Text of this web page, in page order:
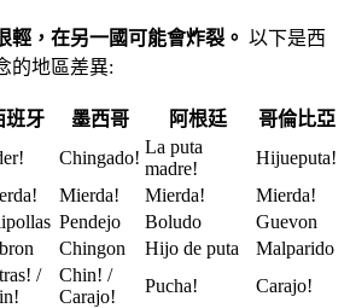
輕，在另一國可能會炸裂。 以下是西
的地區差異:
班牙 墨西哥 阿根廷
哥倫比亞
Chingado!
La puta
madre!
Hijueputa!
Mierda! Mierda!
Mierda!
Pendejo Boludo
Guevon
Chingon Hijo de puta
Malparido
/
Chin! /
Carajo!
Pucha! Carajo!